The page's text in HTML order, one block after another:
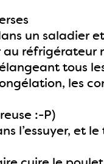
un saladier
réfrigérateur
tous
les
:-P)
l’essuyer, et